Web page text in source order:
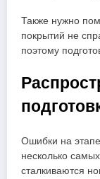
Также нужно
покрытий не
поэтому
Ошибки на этапе
несколько
сталкиваются